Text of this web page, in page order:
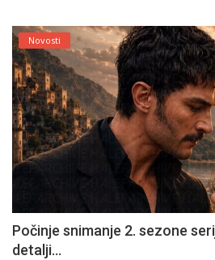
Novosti
Počinje snimanje 2. sezone
detalji...